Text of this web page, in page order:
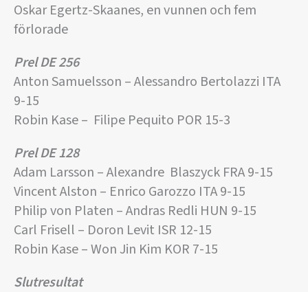
Oskar Egertz-Skaanes, en vunnen och fem
förlorade
Prel DE 256
Anton Samuelsson – Alessandro Bertolazzi ITA
9-15
Robin Kase – Filipe Pequito POR 15-3
Prel DE 128
Adam Larsson – Alexandre Blaszyck FRA 9-15
Vincent Alston – Enrico Garozzo ITA 9-15
Philip von Platen – Andras Redli HUN 9-15
Carl Frisell – Doron Levit ISR 12-15
Robin Kase – Won Jin Kim KOR 7-15
Slutresultat